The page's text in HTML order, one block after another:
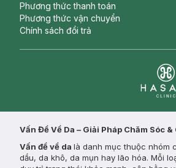
Phương thức thanh toán
Phương thức vận chuyển
Chính sách đổi trả
Vấn Đề Về Da – Giải Pháp Chăm Sóc
Vấn đề về da là danh mục thuộc nhóm
dầu, da khô, da mụn hay lão hóa. Mỗi